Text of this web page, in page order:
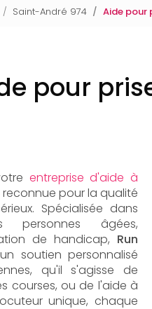
Saint-André 974 Aide pour
pour
entreprise d'aide à
reconnue pour la qualité
Spécialisée dans
personnes âgées,
de handicap, Run
soutien personnalisé
qu'il s'agisse de
courses, ou de l'aide à
unique, chaque